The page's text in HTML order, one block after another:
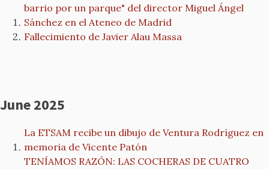
barrio por un parque" del director Miguel Ángel
Sánchez en el Ateneo de Madrid
Fallecimiento de Javier Alau Massa
June 2025
La ETSAM recibe un dibujo de Ventura Rodríguez en
memoria de Vicente Patón
TENÍAMOS RAZÓN: LAS COCHERAS DE CUATRO